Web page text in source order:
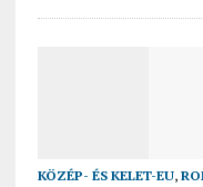
KÖZÉP- ÉS KELET-EU,